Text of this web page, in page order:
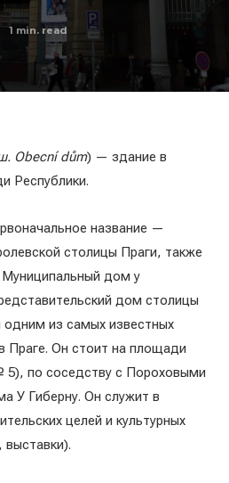
1 min. read
Obecní dům) — здание в
Республики.
название —
столицы Праги, также
дом у
дом столицы
из самых известных
Праге. Он стоит на площади
по соседству с Пороховыми
У Гиберну. Он служит в
целей и культурных